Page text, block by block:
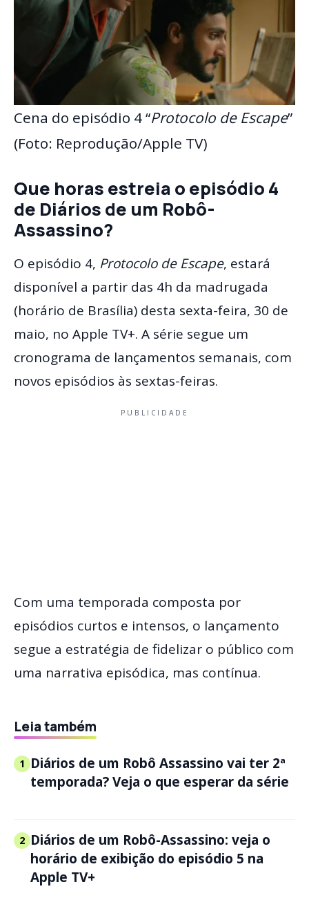
Cena do episódio 4 “Protocolo de Escape”
(Foto: Reprodução/Apple TV)
Que horas estreia o episódio 4
de Diários de um Robô-
Assassino?
O episódio 4, Protocolo de Escape, estará
disponível a partir das 4h da madrugada
(horário de Brasília) desta sexta-feira, 30 de
maio, no Apple TV+. A série segue um
cronograma de lançamentos semanais, com
novos episódios às sextas-feiras.
PUBLICIDADE
Com uma temporada composta por
episódios curtos e intensos, o lançamento
segue a estratégia de fidelizar o público com
uma narrativa episódica, mas contínua.
Leia também
1 Diários de um Robô Assassino vai ter 2ª
temporada? Veja o que esperar da série
2 Diários de um Robô-Assassino: veja o
horário de exibição do episódio 5 na
Apple TV+